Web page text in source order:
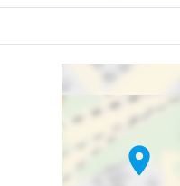
location_on